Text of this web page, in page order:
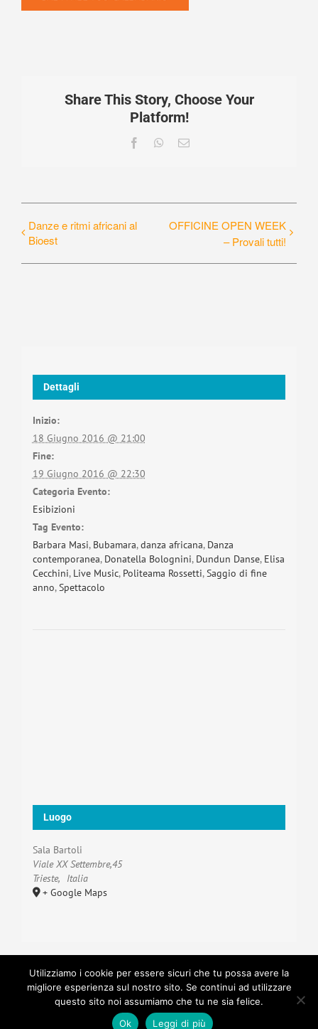
Share This Story, Choose Your
Platform!
FacebookWhatsApp
Email
Danze e ritmi africani al
Bioest
OFFICINE OPEN WEEK
– Provali tutti!
Dettagli
Inizio:
18 Giugno 2016 @ 21:00
Fine:
19 Giugno 2016 @ 22:30
Categoria Evento:
Esibizioni
Tag Evento:
Barbara Masi, Bubamara,danza africana, Danza
contemporanea, Donatella Bolognini, Dundun Danse, Elisa
Cecchini, Live Music, Politeama Rossetti,Saggio di fine
anno,Spettacolo
Luogo
Sala Bartoli
Viale XX Settembre,45
Trieste,
Italia
+ Google Maps
Copyright 2022 Officine Artistiche APSSD - CF
90104940326 | Tutti i diritti riservati | Powered by
Zugna
Utilizziamo i cookie per essere sicuri che tu possa avere la
migliore esperienza sul nostro sito. Se continui ad utilizzare
questo sito noi assumiamo che tu ne sia felice.
Ok
Leggi di più